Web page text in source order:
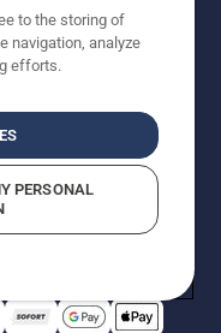
vorbehalten. Bei
um unverbindliche
der gesetzlichen
sei denn sie sind für
Datenschutzerklärung
melden
to the storing of
navigation, analyze
efforts.
PERSONAL